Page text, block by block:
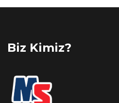
Biz Kimiz?